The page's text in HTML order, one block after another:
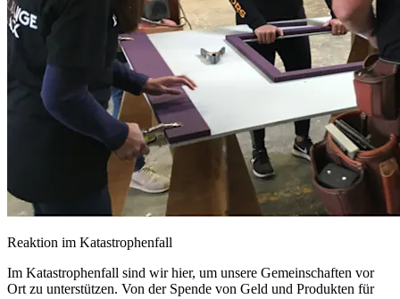
Reaktion im Katastrophenfall
Im Katastrophenfall sind wir hier, um unsere Gemeinschaften vor
Ort zu unterstützen. Von der Spende von Geld und Produkten für